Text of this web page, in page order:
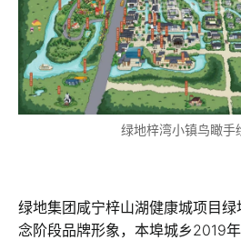
绿地梓湾小镇鸟瞰手
绿地集团咸宁梓山湖健康城项目
念阶段品牌形象，本埠城乡2019年